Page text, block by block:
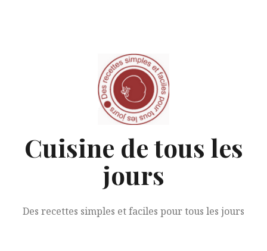
Cuisine de tous les
jours
Des recettes simples et faciles pour tous les jours